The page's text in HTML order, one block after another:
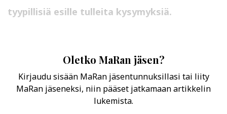
tyypillisiä esille tulleita kysymyksiä.
Oletko MaRan jäsen?
Kirjaudu sisään MaRan jäsentunnuksillasi tai liity
MaRan jäseneksi, niin pääset jatkamaan artikkelin
lukemista.